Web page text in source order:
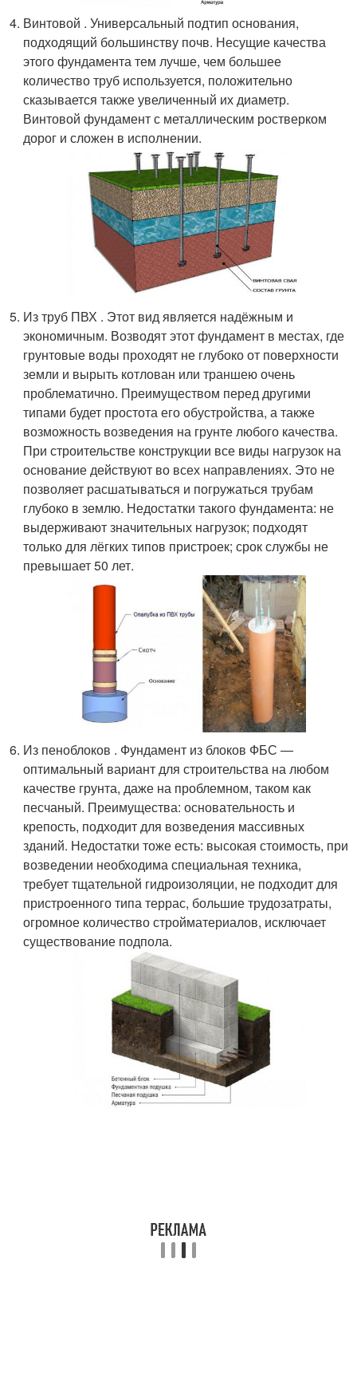
Винтовой . Универсальный подтип основания,
подходящий большинству почв. Несущие качества
этого фундамента тем лучше, чем большее
количество труб используется, положительно
сказывается также увеличенный их диаметр.
Винтовой фундамент с металлическим ростверком
дорог и сложен в исполнении.
Из труб ПВХ . Этот вид является надёжным и
экономичным. Возводят этот фундамент в местах, где
грунтовые воды проходят не глубоко от поверхности
земли и вырыть котлован или траншею очень
проблематично. Преимуществом перед другими
типами будет простота его обустройства, а также
возможность возведения на грунте любого качества.
При строительстве конструкции все виды нагрузок на
основание действуют во всех направлениях. Это не
позволяет расшатываться и погружаться трубам
глубоко в землю. Недостатки такого фундамента: не
выдерживают значительных нагрузок; подходят
только для лёгких типов пристроек; срок службы не
превышает 50 лет.
Из пеноблоков . Фундамент из блоков ФБС —
оптимальный вариант для строительства на любом
качестве грунта, даже на проблемном, таком как
песчаный. Преимущества: основательность и
крепость, подходит для возведения массивных
зданий. Недостатки тоже есть: высокая стоимость, при
возведении необходима специальная техника,
требует тщательной гидроизоляции, не подходит для
пристроенного типа террас, большие трудозатраты,
огромное количество стройматериалов, исключает
существование подпола.